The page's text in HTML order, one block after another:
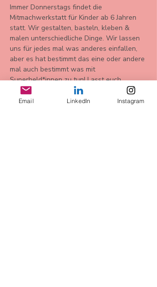
Immer Donnerstags findet die
Mitmachwerkstatt für Kinder ab 6 Jahren
statt. Wir gestalten, basteln, kleben &
malen unterschiedliche Dinge. Wir lassen
uns für jedes mal was anderes einfallen,
aber es hat bestimmt das eine oder andere
mal auch bestimmt was mit
Superheld*innen zu tun! Lasst euch
überraschen.
Email LinkedIn Instagram